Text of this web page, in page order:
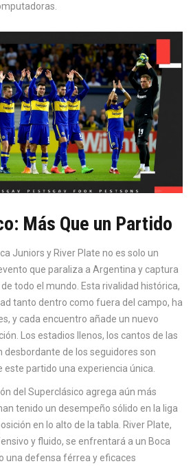
Más Que un Partido
Juniors y River Plate no es solo un
que paraliza a Argentina y captura
todo el mundo. Esta rivalidad histórica,
tanto dentro como fuera del campo, ha
y cada encuentro añade un nuevo
Los estadios llenos, los cantos de las
desbordante de los seguidores son
este partido una experiencia única.
del Superclásico agrega aún más
tenido un desempeño sólido en la liga
en lo alto de la tabla. River Plate,
y fluido, se enfrentará a un Boca
una defensa férrea y eficaces